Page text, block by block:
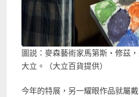
圖説：麥森藝術家馬第斯‧修茲
大立。（大立百貨提供）
今年的特展，另一耀眼作品就屬